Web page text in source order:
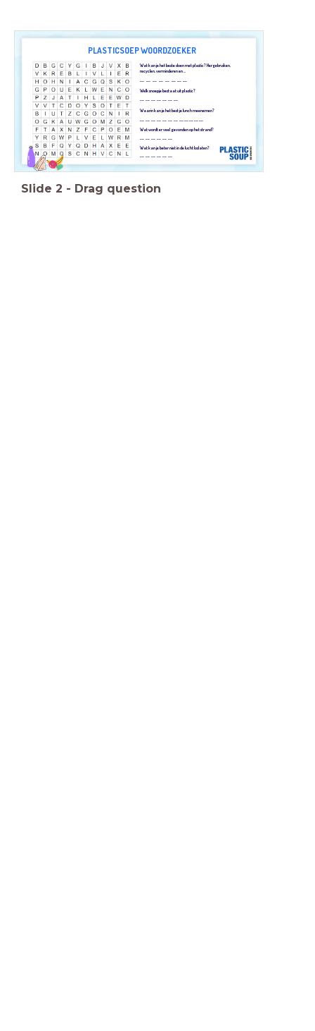
Wat kan je het beste doen met plastic? Hergebruiken,
recyclen, verminderen en ...
Welk snoepje bestaat uit plastic?
Waarin kan je het best je lunch meenemen?
Wat wordt er veel gevonden op het strand?
Wat kan je beter niet in de lucht loslaten?
PLASTICSOEP WOORDZOEKER
Slide 2 - Drag question